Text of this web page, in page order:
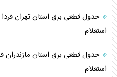
استعلام
استعلام